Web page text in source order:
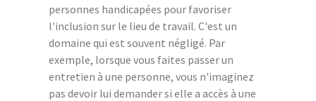
personnes handicapées pour favoriser
l'inclusion sur le lieu de travail. C'est un
domaine qui est souvent négligé. Par
exemple, lorsque vous faites passer un
entretien à une personne, vous n'imaginez
pas devoir lui demander si elle a accès à une